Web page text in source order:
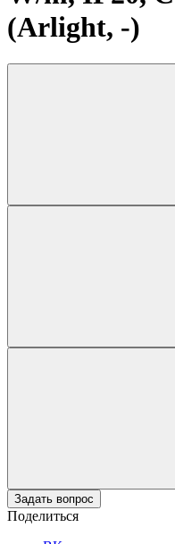
(Arlight, -)
Задать вопрос
Поделиться